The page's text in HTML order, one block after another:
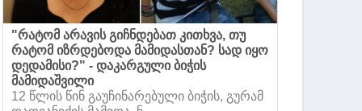
"რატომ არავის გიჩნდებათ კითხვა, თუ
რატომ იზრდებოდა მამიდასთან? სად იყო
დედამისი?" - დაკარგული ბიჭის
მამიდაშვილი
12 წლის წინ გაუჩინარებული ბიჭის, გურამ